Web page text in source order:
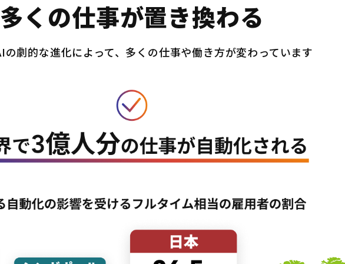
多くの仕事が置き換わる
の劇的な進化によって、多くの仕事や働き方が変わっています